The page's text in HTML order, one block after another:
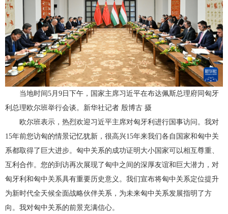
当地时间5月9日下午，国家主席习近平在布达佩斯总理府同匈牙
利总理欧尔班举行会谈。新华社记者 殷博古 摄
欧尔班表示，热烈欢迎习近平主席对匈牙利进行国事访问。我对
15年前您访匈的情景记忆犹新，很高兴15年来我们各自国家和匈中关
系都取得了巨大进步。匈中关系的成功证明大小国家可以相互尊重、
互利合作。您的到访再次展现了匈中之间的深厚友谊和巨大潜力，对
匈牙利和匈中关系具有重要历史意义。我们宣布将匈中关系定位提升
为新时代全天候全面战略伙伴关系，为未来匈中关系发展指明了方
向。我对匈中关系的前景充满信心。